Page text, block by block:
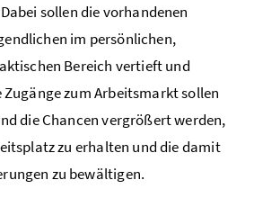
sollen die vorhandenen
im persönlichen,
Bereich vertieft und
zum Arbeitsmarkt sollen
die Chancen vergrößert werden,
zu erhalten und die damit
zu bewältigen.